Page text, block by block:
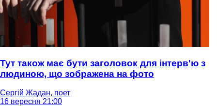
Тут також має бути заголовок для інтерв'ю з
людиною, що зображена на фото
Сергій Жадан, поет
16 вересня 21:00